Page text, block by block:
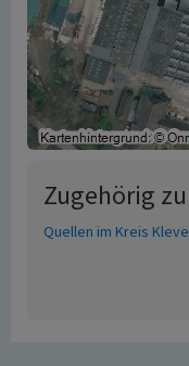
Zugehörig zu
Quellen im Kreis Kleve